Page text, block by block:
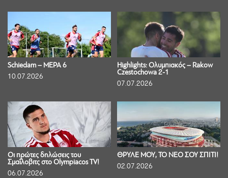
Schiedam – ΜΕΡΑ 6
10.07.2026
Highlights: Ολυμπιακός – Rakow
Czestochowa 2-1
07.07.2026
Οι πρώτες δηλώσεις του
Σμαΐλοβιτς στο Olympiacos TV!
06.07.2026
ΘΡΥΛΕ ΜΟΥ, ΤΟ ΝΕΟ ΣΟΥ ΣΠΙΤΙ!
02.07.2026